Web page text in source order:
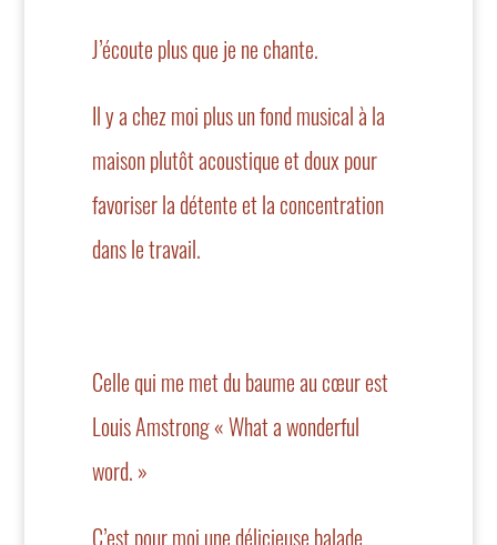
J’écoute plus que je ne chante.
Il y a chez moi plus un fond musical à la
maison plutôt acoustique et doux pour
favoriser la détente et la concentration
dans le travail.
Celle qui me met du baume au cœur est
Louis Amstrong « What a wonderful
word. »
C’est pour moi une délicieuse balade